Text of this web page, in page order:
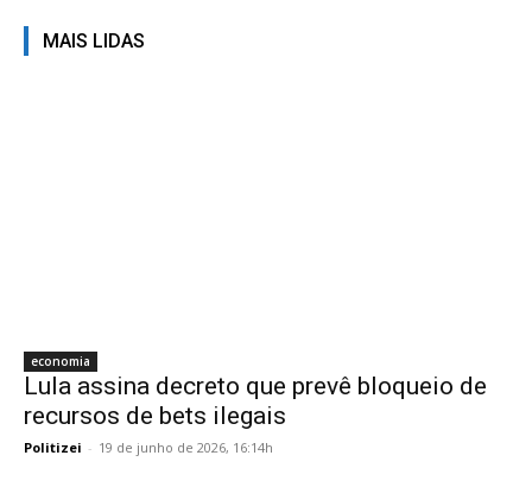
MAIS LIDAS
economia
Lula assina decreto que prevê bloqueio de
recursos de bets ilegais
Politizei - 19 de junho de 2026, 16:14h